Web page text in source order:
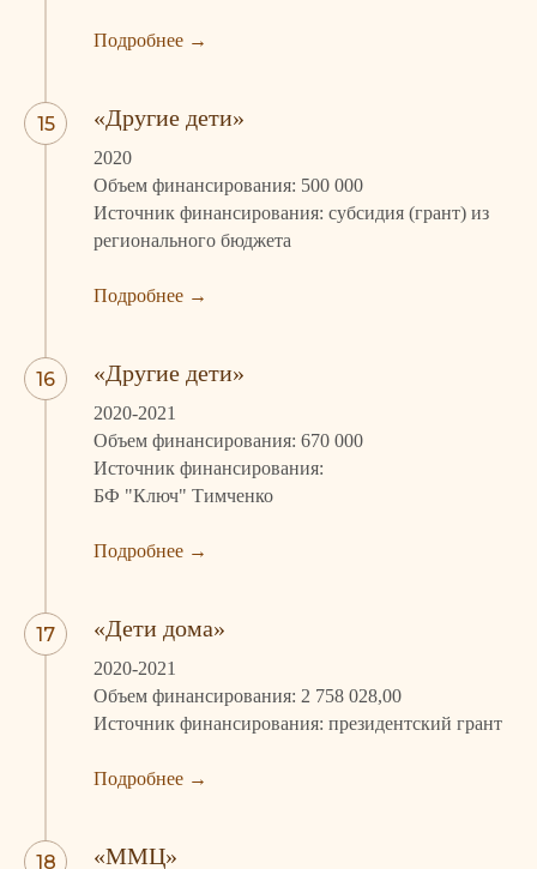
Подробнее →
«Другие дети»
2020
Объем финансирования: 500 000
Источник финансирования: субсидия (грант) из
регионального бюджета
Подробнее →
«Другие дети»
2020-2021
Объем финансирования: 670 000
Источник финансирования:
БФ "Ключ" Тимченко
Подробнее →
«Дети дома»
2020-2021
Объем финансирования: 2 758 028,00
Источник финансирования: президентский грант
Подробнее →
«ММЦ»